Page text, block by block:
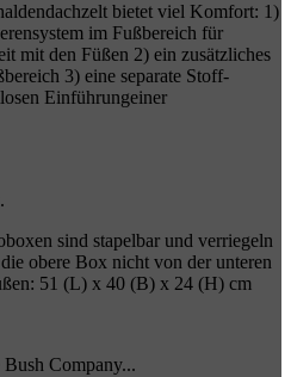
bietet viel Komfort: 1)
im Fußbereich für
mit den Füßen 2) ein zusätzliches
3) eine separate Stoff-
Einführungeiner
sind stapelbar und verriegeln
obere Box nicht von der unteren
51 (L) x 40 (B) x 24 (H) cm
Company...